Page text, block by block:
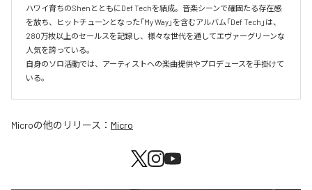
ハワイ育ちのShenとともにDef Techを結成。音楽シーンで確固たる存在感
を放ち、ヒットチューンとなった「My Way」を含むアルバム「Def Tech」は、
280万枚以上のセールスを記録し、様々な世代を通してエヴァーグリーンな
人気を誇っている。
自身のソロ活動では、アーティストへの楽曲提供やプロデュースを手掛けて
いる。
Microの他のリリース： Micro